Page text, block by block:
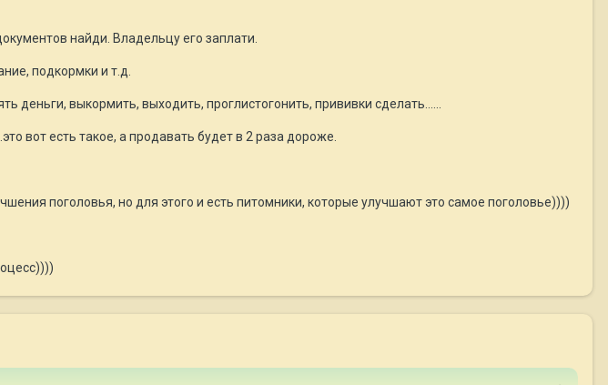
найди. Владельцу его заплати.
подкормки и т.д.
деньги, выкормить, выходить, проглистогонить, прививки сделать......
вот есть такое, а продавать будет в 2 раза дороже.
поголовья, но для этого и есть питомники, которые улучшают это самое поголовье))))